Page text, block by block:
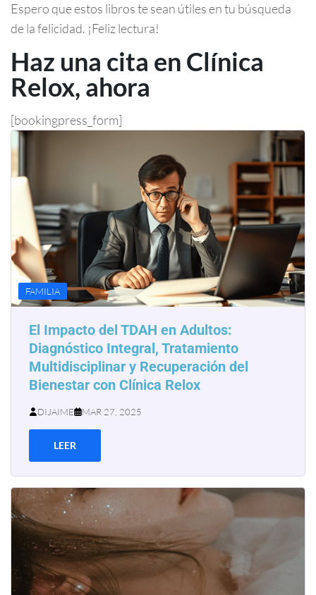
Espero que estos libros te sean útiles en tu búsqueda
de la felicidad. ¡Feliz lectura!
Haz una cita en Clínica
Relox, ahora
[bookingpress_form]
FAMILIA
El Impacto del TDAH en Adultos:
Diagnóstico Integral, Tratamiento
Multidisciplinar y Recuperación del
Bienestar con Clínica Relox
DIJAIME MAR 27, 2025
LEER